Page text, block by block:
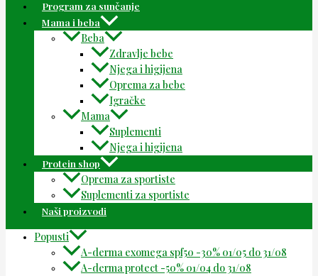
Program za sunčanje
Mama i beba
Beba
Zdravlje bebe
Njega i higijena
Oprema za bebe
Igračke
Mama
Suplementi
Njega i higijena
Protein shop
Oprema za sportiste
Suplementi za sportiste
Naši proizvodi
Popusti
A-derma exomega spf50 -30% 01/05 do 31/08
A-derma protect -50% 01/04 do 31/08